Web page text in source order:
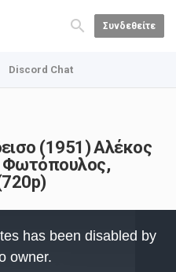
Συνδεθείτε
Discord Chat
(1951) Αλέκος
Φωτόπουλος,
has been disabled by
owner.